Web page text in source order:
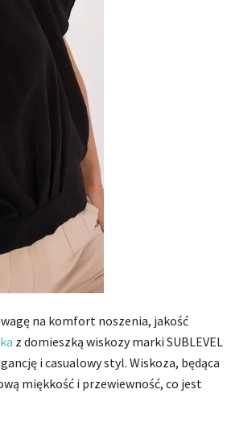
na komfort noszenia, jakość
z domieszką wiskozy marki SUBLEVEL
i casualowy styl. Wiskoza, będąca
miękkość i przewiewność, co jest